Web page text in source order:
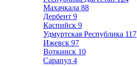
Махачкала 88
Дербент 9
Каспийск 9
Удмуртская Республика 117
Ижевск 97
Воткинск 10
Сарапул 4